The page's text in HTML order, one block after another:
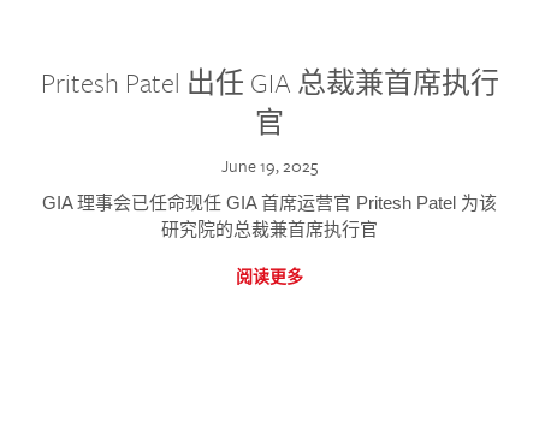
Pritesh Patel 出任 GIA 总裁兼首席执行
官
June 19, 2025
GIA 理事会已任命现任 GIA 首席运营官 Pritesh Patel 为该
研究院的总裁兼首席执行官
阅读更多